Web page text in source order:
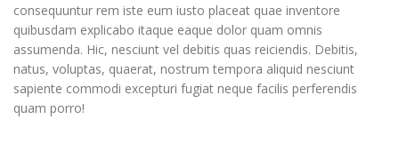
consequuntur rem iste eum iusto placeat quae inventore
quibusdam explicabo itaque eaque dolor quam omnis
assumenda. Hic, nesciunt vel debitis quas reiciendis. Debitis,
natus, voluptas, quaerat, nostrum tempora aliquid nesciunt
sapiente commodi excepturi fugiat neque facilis perferendis
quam porro!